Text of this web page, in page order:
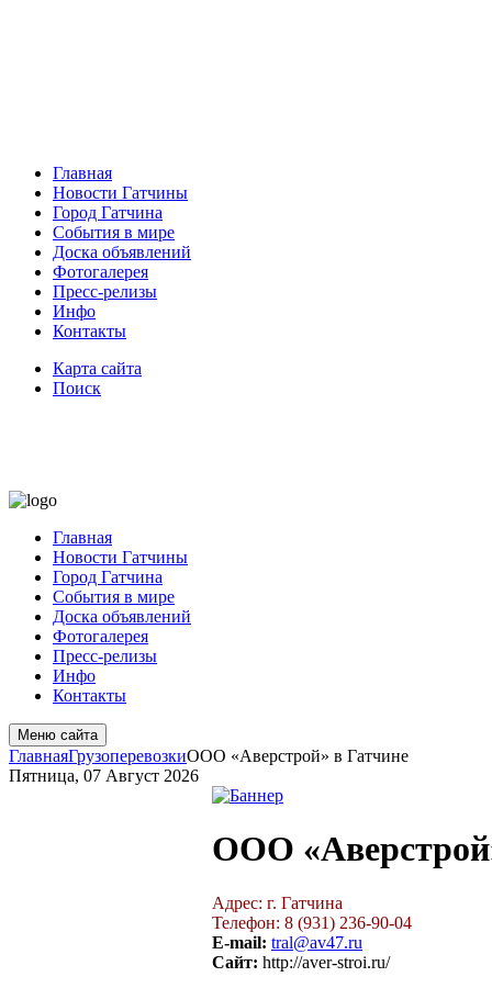
Главная
Новости Гатчины
Город Гатчина
События в мире
Доска объявлений
Фотогалерея
Пресс-релизы
Инфо
Контакты
Карта сайта
Поиск
Главная
Новости Гатчины
Город Гатчина
События в мире
Доска объявлений
Фотогалерея
Пресс-релизы
Инфо
Контакты
Меню сайта
ГлавнаяГрузоперевозкиООО «Аверстрой» в Гатчине
Пятница, 07 Август 2026
ООО
Адрес: г. Гатчина
Телефон: 8 (931) 236-90-04
E-mail: tral@av47.ru
Сайт: http://aver-stroi.ru/